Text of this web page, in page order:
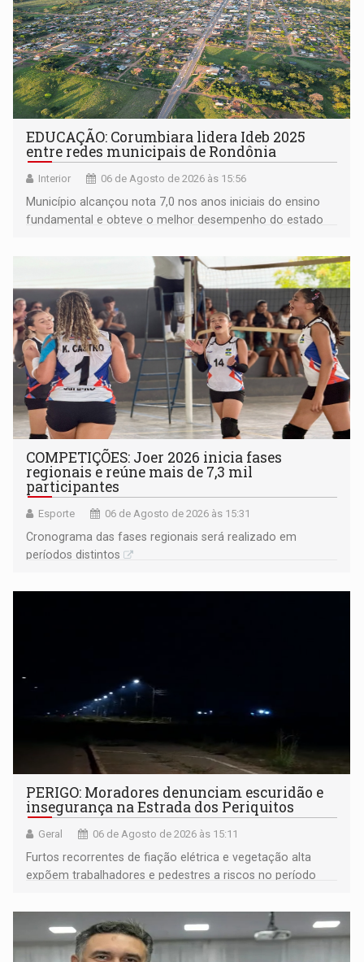
EDUCAÇÃO: Corumbiara lidera Ideb 2025
entre redes municipais de Rondônia
Interior 06 de Agosto de 2026 às 15:56
Município alcançou nota 7,0 nos anos iniciais do ensino
fundamental e obteve o melhor desempenho do estado
COMPETIÇÕES: Joer 2026 inicia fases
regionais e reúne mais de 7,3 mil
participantes
Esporte 06 de Agosto de 2026 às 15:31
Cronograma das fases regionais será realizado em
períodos distintos
PERIGO: Moradores denunciam escuridão e
insegurança na Estrada dos Periquitos
Geral 06 de Agosto de 2026 às 15:11
Furtos recorrentes de fiação elétrica e vegetação alta
expõem trabalhadores e pedestres a riscos no período